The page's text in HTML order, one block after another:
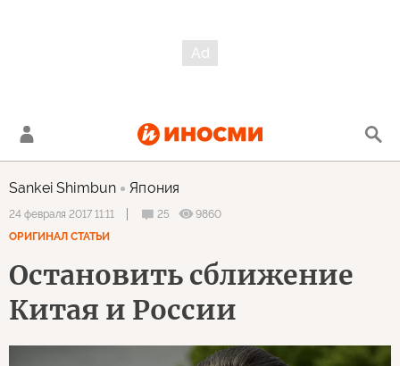
Sankei Shimbun Япония
24 февраля 2017 11:11 25
9860
ОРИГИНАЛ СТАТЬИ
Остановить сближение
Китая и России